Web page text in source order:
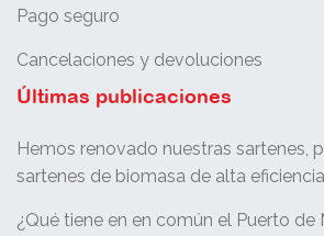
Pago seguro
Cancelaciones y devoluciones
Últimas publicaciones
Hemos renovado nuestras sartenes,
sartenes de biomasa de alta
¿Qué tiene en en común el Puerto de